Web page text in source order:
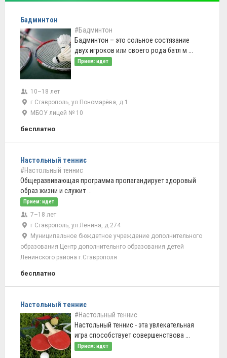
Бадминтон
#Бадминтон
Бадминтон – это сольное состязание
двух игроков или своего рода батл м ...
Прием: идет
10–18 лет
г Ставрополь, ул Пономарёва, д 1
МБОУ лицей № 10
бесплатно
Настольный теннис
#Настольный теннис
Общеразвивающая программа пропагандирует здоровый
образ жизни и служит ...
Прием: идет
7–18 лет
г Ставрополь, ул Ленина, д 274
Муниципальное бюждетное учреждение дополнительного
образования Центр дополнительнго образования детей
Ленинского района г.Ставрополя
бесплатно
Настольный теннис
#Настольный теннис
Настольный теннис - эта увлекательная
игра способствует совершенствова ...
Прием: идет